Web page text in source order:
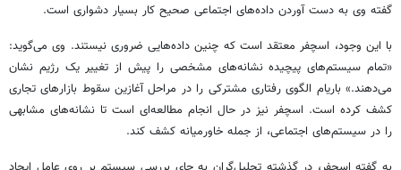
گفته وی به دست آوردن داده‌های اجتماعی صحیح کار بسیار دشواری است.
با این وجود، اسچفر معتقد است که چنین داده‌هایی ضروری نیستند. وی می‌گوید:
«تمام سیستم‌های پیچیده نشانه‌های مشخصی را پیش از تغییر یک رژیم نشان
می‌دهند.» باریام الگوی رفتاری مشترکی را در مراحل آغازین سقوط بازارهای تجاری
کشف کرده است. اسچفر نیز در حال انجام مطالعه‌ای است تا نشانه‌های مشابهی
را در سیستم‌های اجتماعی، از جمله خاورمیانه کشف کند.